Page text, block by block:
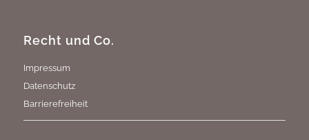
Recht und Co.
Impressum
Datenschutz
Barrierefreiheit